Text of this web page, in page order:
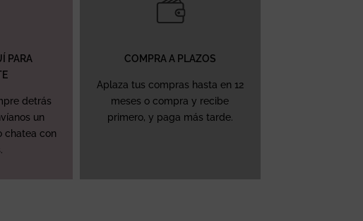
PARA
detrás
un
chatea con
COMPRA A PLAZOS
Aplaza tus compras hasta en 12
meses o compra y recibe
primero, y paga más tarde.